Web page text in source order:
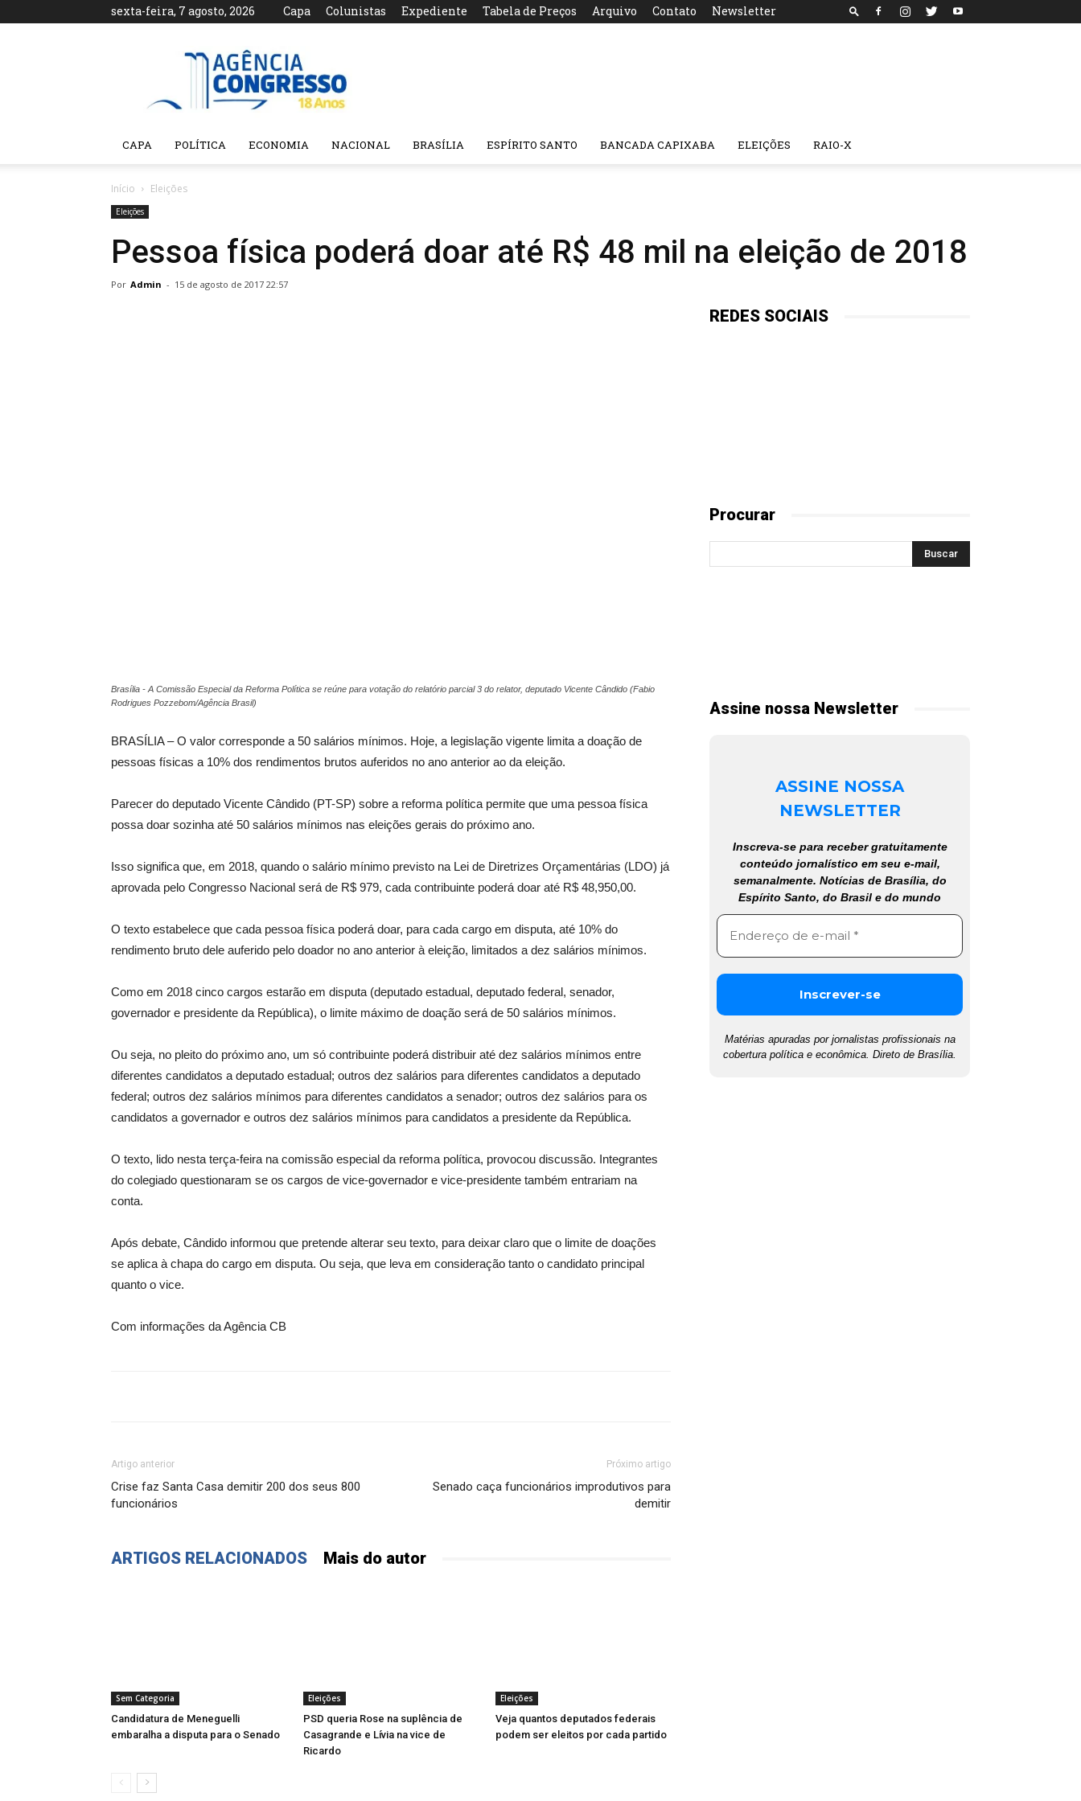
sexta-feira, 7 agosto, 2026 Capa Colunistas Expediente Tabela de Preços Arquivo Contato Newsletter
Agência
CAPA POLÍTICA ECONOMIA NACIONAL BRASÍLIA ESPÍRITO SANTO BANCADA CAPIXABA ELEIÇÕES RAIO-X
Início Eleições
Eleições
Pessoa física poderá doar até R$ 48 mil na eleição de 2018
Por Admin - 15 de agosto de 2017 22:57
Brasília - A Comissão Especial da Reforma Política se reúne para votação do relatório parcial 3 do relator, deputado Vicente Cândido (Fabio
Rodrigues Pozzebom/Agência Brasil)
BRASÍLIA – O valor corresponde a 50 salários mínimos. Hoje, a legislação vigente limita a doação de
pessoas físicas a 10% dos rendimentos brutos auferidos no ano anterior ao da eleição.
Parecer do deputado Vicente Cândido (PT-SP) sobre a reforma política permite que uma pessoa física
possa doar sozinha até 50 salários mínimos nas eleições gerais do próximo ano.
Isso significa que, em 2018, quando o salário mínimo previsto na Lei de Diretrizes Orçamentárias (LDO) já
aprovada pelo Congresso Nacional será de R$ 979, cada contribuinte poderá doar até R$ 48,950,00.
O texto estabelece que cada pessoa física poderá doar, para cada cargo em disputa, até 10% do
rendimento bruto dele auferido pelo doador no ano anterior à eleição, limitados a dez salários mínimos.
Como em 2018 cinco cargos estarão em disputa (deputado estadual, deputado federal, senador,
governador e presidente da República), o limite máximo de doação será de 50 salários mínimos.
Ou seja, no pleito do próximo ano, um só contribuinte poderá distribuir até dez salários mínimos entre
diferentes candidatos a deputado estadual; outros dez salários para diferentes candidatos a deputado
federal; outros dez salários mínimos para diferentes candidatos a senador; outros dez salários para os
candidatos a governador e outros dez salários mínimos para candidatos a presidente da República.
O texto, lido nesta terça-feira na comissão especial da reforma política, provocou discussão. Integrantes
do colegiado questionaram se os cargos de vice-governador e vice-presidente também entrariam na
conta.
Após debate, Cândido informou que pretende alterar seu texto, para deixar claro que o limite de doações
se aplica à chapa do cargo em disputa. Ou seja, que leva em consideração tanto o candidato principal
quanto o vice.
Com informações da Agência CB
Artigo anterior
Crise faz Santa Casa demitir 200 dos seus 800
funcionários
Próximo artigo
Senado caça funcionários improdutivos para
demitir
ARTIGOS RELACIONADOS Mais do autor
Sem Categoria
Candidatura de Meneguelli
embaralha a disputa para o Senado
Eleições
PSD queria Rose na suplência de
Casagrande e Lívia na vice de
Ricardo
Eleições
Veja quantos deputados federais
podem ser eleitos por cada partido
REDES SOCIAIS
Procurar
Assine nossa Newsletter
ASSINE NOSSA
NEWSLETTER
Inscreva-se para receber gratuitamente
conteúdo jornalístico em seu e-mail,
semanalmente. Notícias de Brasília, do
Espírito Santo, do Brasil e do mundo
Matérias apuradas por jornalistas profissionais na
cobertura política e econômica. Direto de Brasília.